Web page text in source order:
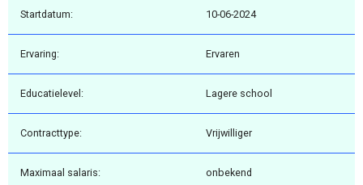
Startdatum: 10-06-2024
Ervaring: Ervaren
Educatielevel: Lagere school
Contracttype: Vrijwilliger
Maximaal salaris: onbekend